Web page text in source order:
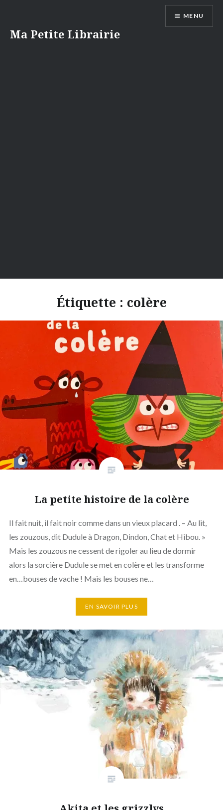
contenu
Ma Petite Librairie
MENU
Étiquette : colère
La petite histoire de la colère
Il fait nuit, il fait noir comme dans un vieux placard . – Au lit,
les zouzous, dit Dudule à Dragon, Dindon, Chat et Hibou. »
Mais les zouzous ne cessent de rigoler au lieu de dormir
alors la sorcière Dudule se met en colère et les transforme
en…bouses de vache ! Mais les bouses ne…
EN SAVOIR PLUS